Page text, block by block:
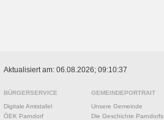
Aktualisiert am: 06.08.2026; 09:10:37
BÜRGERSERVICE
Digitale Amtstafel
ÖEK Parndorf
GEMEINDEPORTRAIT
Unsere Gemeinde
Die Geschichte Parndorfs